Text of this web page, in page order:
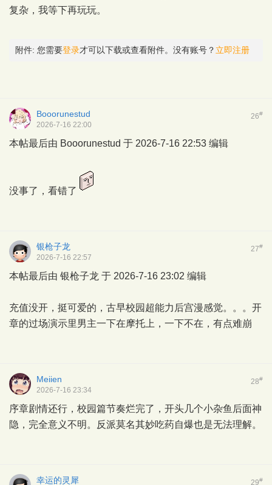
复杂，我等下再玩玩。
附件: 您需要登录才可以下载或查看附件。没有账号？ 立即注册
26#
Booorunestud
2026-7-16 22:00
本帖最后由 Booorunestud 于 2026-7-16 22:53 编辑
没事了，看错了
27#
银枪子龙
2026-7-16 22:57
本帖最后由 银枪子龙 于 2026-7-16 23:02 编辑
充值没开，挺可爱的，古早校园超能力后宫漫感觉。。。开
章的过场演示里男主一下在摩托上，一下不在，有点难崩
28#
Meiien
2026-7-16 23:34
序章剧情还行，校园篇节奏烂完了，开头几个小杂鱼后面神
隐，完全意义不明。反派莫名其妙吃药自爆也是无法理解。
29#
幸运的灵犀